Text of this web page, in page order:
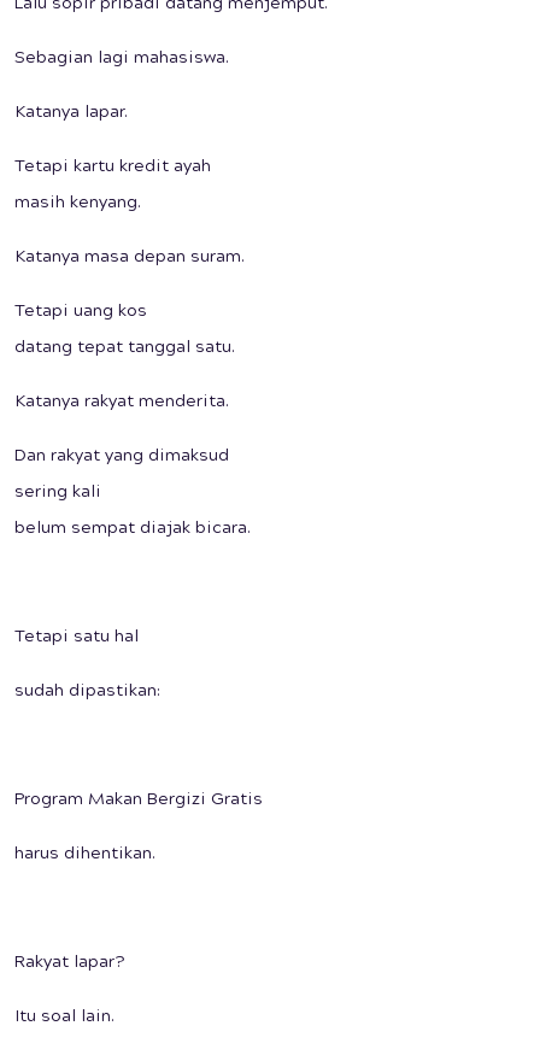
Lalu sopir pribadi datang menjemput.
Sebagian lagi mahasiswa.
Katanya lapar.
Tetapi kartu kredit ayah
masih kenyang.
Katanya masa depan suram.
Tetapi uang kos
datang tepat tanggal satu.
Katanya rakyat menderita.
Dan rakyat yang dimaksud
sering kali
belum sempat diajak bicara.
Tetapi satu hal
sudah dipastikan:
Program Makan Bergizi Gratis
harus dihentikan.
Rakyat lapar?
Itu soal lain.